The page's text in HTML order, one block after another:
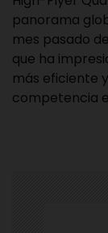
panorama
mes pasado
que ha
más eficiente
competencia